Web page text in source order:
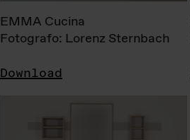
EMMA Cucina
Fotografo: Lorenz Sternbach
Download